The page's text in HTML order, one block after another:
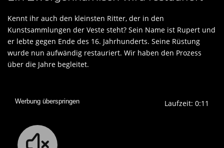
Kennt ihr auch den kleinsten Ritter, der in den
Kunstsammlungen der Veste steht? Sein Name ist Rupert und
er lebte gegen Ende des 16. Jahrhunderts. Seine Rüstung
wurde nun aufwändig restauriert. Wir haben den Prozess
über die Jahre begleitet.
Laufzeit: 0:11
Werbung überspringen